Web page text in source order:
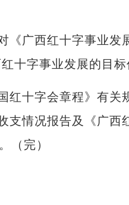
广西红十字事业发
十字事业发展的目标
十字会章程》有关
支情况报告及《广
（完）